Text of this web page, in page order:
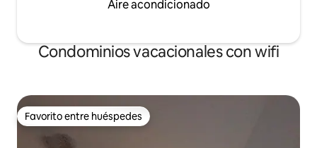
Aire acondicionado
Condominios vacacionales con wifi
Favorito entre huéspedes
Favorito entre huéspedes